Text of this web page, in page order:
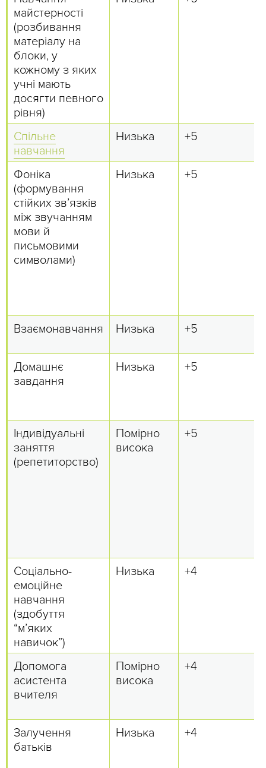
майстерності
(розбивання
матеріалу на
блоки, у
кожному з яких
учні мають
досягти певного
рівня)
Спільне
навчання
Низька +5
Фоніка
(формування
стійких зв’язків
між звучанням
мови й
письмовими
символами)
Низька +5
Взаємонавчання Низька +5
Домашнє
завдання
Низька +5
Індивідуальні
заняття
(репетиторство)
Помірно
висока
+5
Соціально-
емоційне
навчання
(здобуття
“м’яких
навичок”)
Низька +4
Допомога
асистента
вчителя
Помірно
висока
+4
Залучення
батьків
Низька +4